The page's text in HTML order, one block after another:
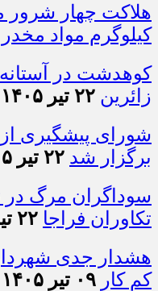
کیلوگرم مواد مخدر
کوهدشت در
زائرین ۲۲ تیر ۱۴۰۵ - ۱:۳۱
شورای پیشگیری
برگزار شد ۲۲ تیر ۱۴۰۵ - ۱:۲۴
سوداگران مرگ در
تکاوران فراجا ۲۲ تیر ۱۴۰۵ - ۰:۴۳
هشدار جدی
کم کار ۰۹ تیر ۱۴۰۵ - ۱۱:۴۸